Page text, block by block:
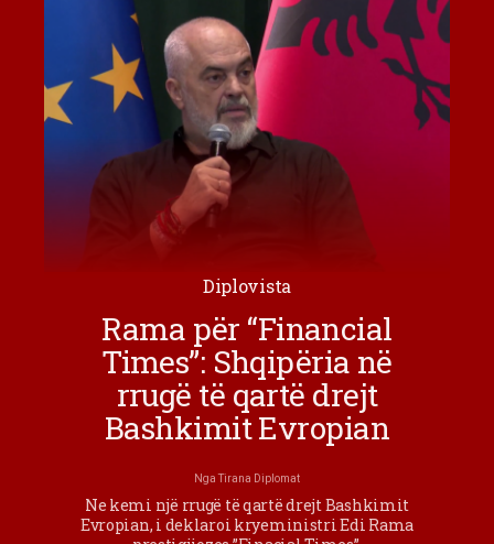
Diplovista
Rama për “Financial
Times”: Shqipëria në
rrugë të qartë drejt
Bashkimit Evropian
NgaTirana Diplomat
Ne kemi një rrugë të qartë drejt Bashkimit
Evropian, i deklaroi kryeministri Edi Rama